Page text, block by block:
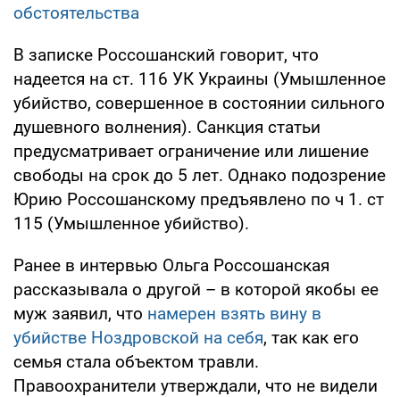
обстоятельства
В записке Россошанский говорит, что
надеется на ст. 116 УК Украины (Умышленное
убийство, совершенное в состоянии сильного
душевного волнения). Санкция статьи
предусматривает ограничение или лишение
свободы на срок до 5 лет. Однако подозрение
Юрию Россошанскому предъявлено по ч 1. ст
115 (Умышленное убийство).
Ранее в интервью Ольга Россошанская
рассказывала о другой – в которой якобы ее
муж заявил, что намерен взять вину в
убийстве Ноздровской на себя, так как его
семья стала объектом травли.
Правоохранители утверждали, что не видели